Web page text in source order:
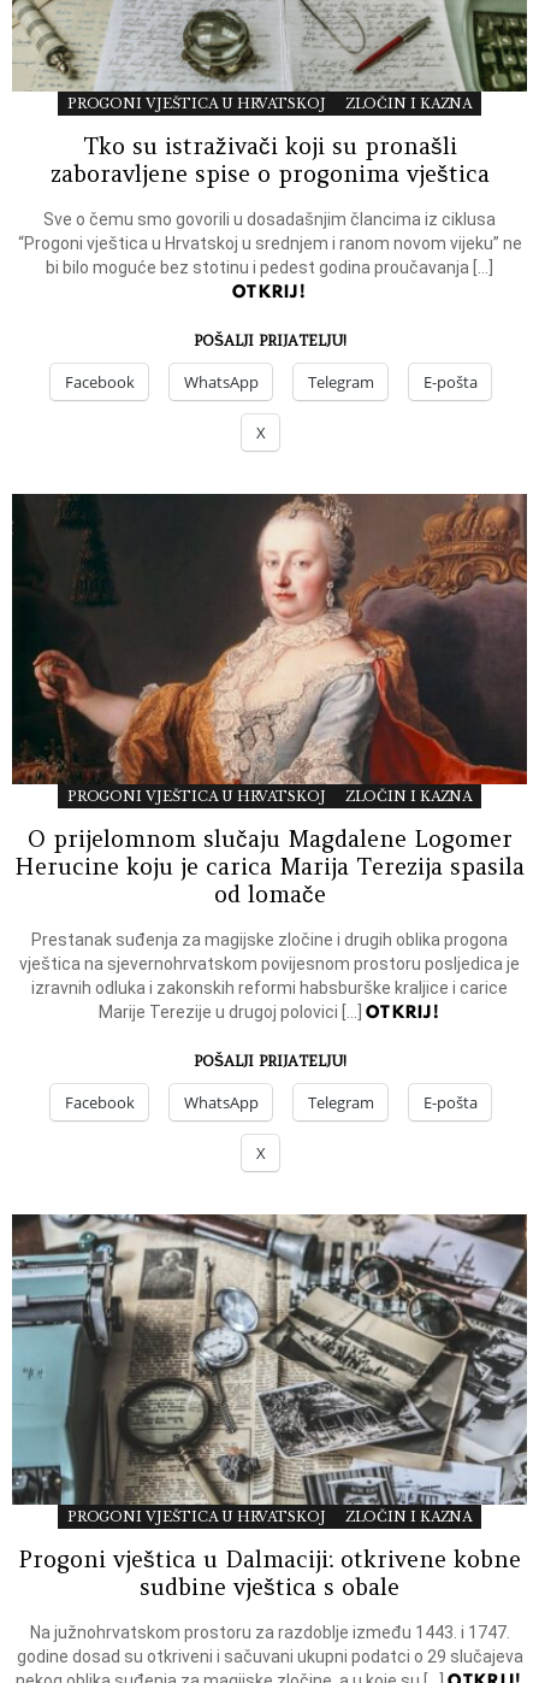
PROGONI VJEŠTICA U HRVATSKOJ ZLOČIN I KAZNA
Tko su istraživači koji su pronašli
zaboravljene spise o progonima vještica
Sve o čemu smo govorili u dosadašnjim člancima iz ciklusa
“Progoni vještica u Hrvatskoj u srednjem i ranom novom vijeku” ne
bi bilo moguće bez stotinu i pedest godina proučavanja […]
OTKRIJ!
POŠALJI PRIJATELJU!
Facebook WhatsApp Telegram E-pošta
X
PROGONI VJEŠTICA U HRVATSKOJ ZLOČIN I KAZNA
O prijelomnom slučaju Magdalene Logomer
Herucine koju je carica Marija Terezija spasila
od lomače
Prestanak suđenja za magijske zločine i drugih oblika progona
vještica na sjevernohrvatskom povijesnom prostoru posljedica je
izravnih odluka i zakonskih reformi habsburške kraljice i carice
Marije Terezije u drugoj polovici […] OTKRIJ!
POŠALJI PRIJATELJU!
Facebook WhatsApp Telegram E-pošta
X
PROGONI VJEŠTICA U HRVATSKOJ ZLOČIN I KAZNA
Progoni vještica u Dalmaciji: otkrivene kobne
sudbine vještica s obale
Na južnohrvatskom prostoru za razdoblje između 1443. i 1747.
godine dosad su otkriveni i sačuvani ukupni podatci o 29 slučajeva